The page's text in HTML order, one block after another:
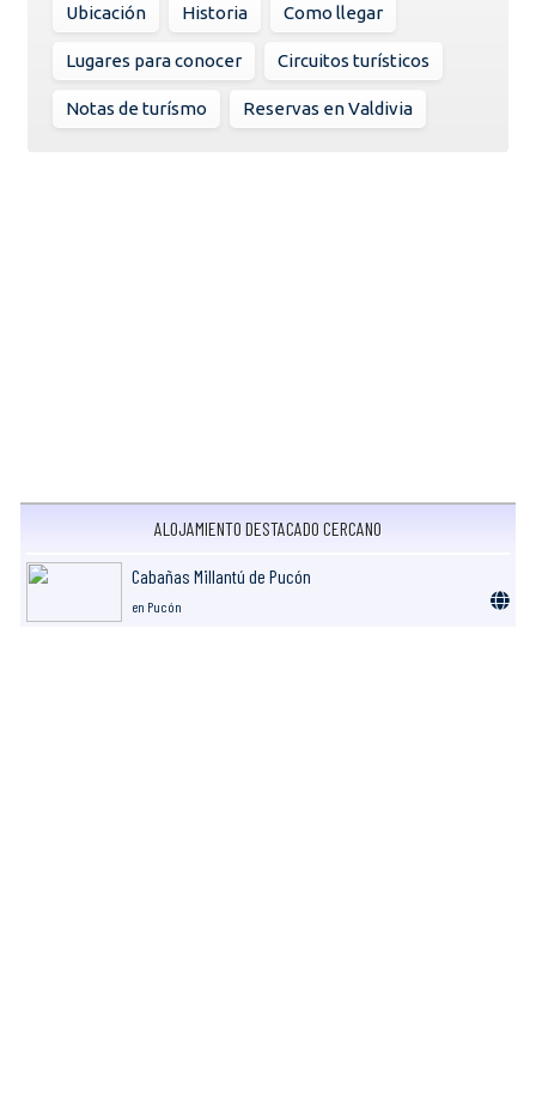
Ubicación Historia Como llegar
Lugares para conocer Circuitos turísticos
Notas de turísmo Reservas en Valdivia
ALOJAMIENTO DESTACADO CERCANO
Cabañas Millantú de Pucón
en Pucón